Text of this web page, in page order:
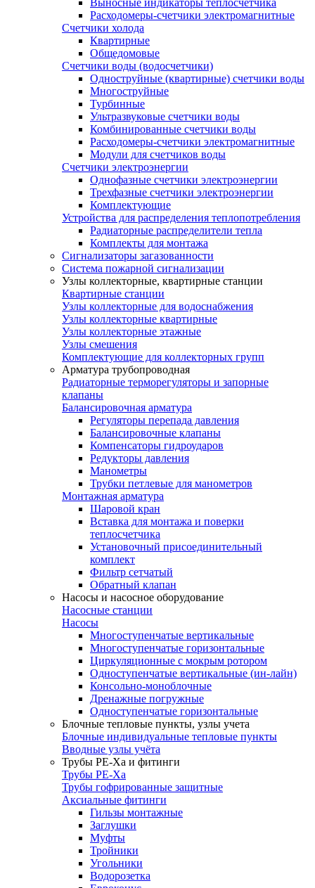
Выносные индикаторы теплосчетчика
Расходомеры-счетчики электромагнитные
Счетчики холода
Квартирные
Общедомовые
Счетчики воды (водосчетчики)
Одноструйные (квартирные) счетчики воды
Многоструйные
Турбинные
Ультразвуковые счетчики воды
Комбинированные счетчики воды
Расходомеры-счетчики электромагнитные
Модули для счетчиков воды
Счетчики электроэнергии
Однофазные счетчики электроэнергии
Трехфазные счетчики электроэнергии
Комплектующие
Устройства для распределения теплопотребления
Радиаторные распределители тепла
Комплекты для монтажа
Сигнализаторы загазованности
Система пожарной сигнализации
Узлы коллекторные, квартирные станции
Квартирные станции
Узлы коллекторные для водоснабжения
Узлы коллекторные квартирные
Узлы коллекторные этажные
Узлы смешения
Комплектующие для коллекторных групп
Арматура трубопроводная
Радиаторные терморегуляторы и запорные
клапаны
Балансировочная арматура
Регуляторы перепада давления
Балансировочные клапаны
Компенсаторы гидроударов
Редукторы давления
Манометры
Трубки петлевые для манометров
Монтажная арматура
Шаровой кран
Вставка для монтажа и поверки
теплосчетчика
Установочный присоединительный
комплект
Фильтр сетчатый
Обратный клапан
Насосы и насосное оборудование
Насосные станции
Насосы
Многоступенчатые вертикальные
Многоступенчатые горизонтальные
Циркуляционные с мокрым ротором
Одноступенчатые вертикальные (ин-лайн)
Консольно-моноблочные
Дренажные погружные
Одноступенчатые горизонтальные
Блочные тепловые пункты, узлы учета
Блочные индивидуальные тепловые пункты
Вводные узлы учёта
Трубы РЕ-Ха и фитинги
Трубы РЕ-Ха
Трубы гофрированные защитные
Аксиальные фитинги
Гильзы монтажные
Заглушки
Муфты
Тройники
Угольники
Водорозетка